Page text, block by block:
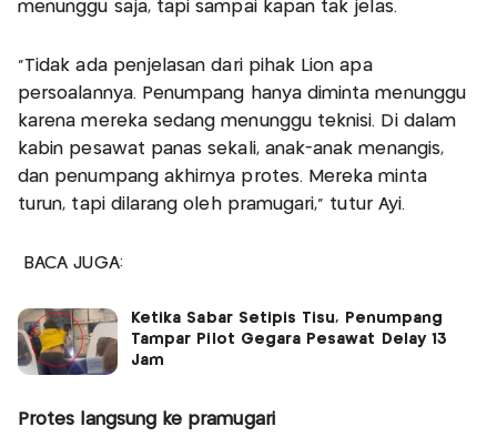
menunggu saja, tapi sampai kapan tak jelas.
“Tidak ada penjelasan dari pihak Lion apa
persoalannya. Penumpang hanya diminta menunggu
karena mereka sedang menunggu teknisi. Di dalam
kabin pesawat panas sekali, anak-anak menangis,
dan penumpang akhirnya protes. Mereka minta
turun, tapi dilarang oleh pramugari,” tutur Ayi.
BACA JUGA:
Ketika Sabar Setipis Tisu, Penumpang
Tampar Pilot Gegara Pesawat Delay 13
Jam
Protes langsung ke pramugari